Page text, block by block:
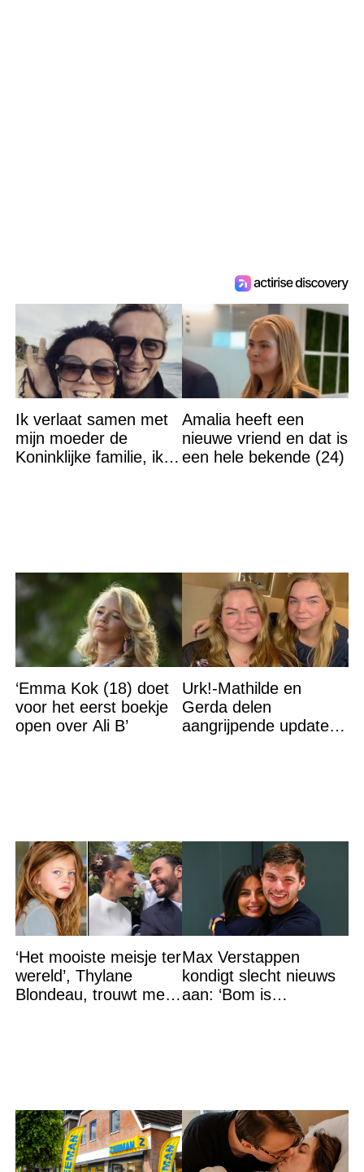
Ik verlaat samen met
mijn moeder de
Koninklijke familie, ik
Amalia heeft een
nieuwe vriend en dat is
een hele bekende (24)
‘Emma Kok (18) doet
voor het eerst boekje
open over Ali B’
Urk!-Mathilde en
Gerda delen
aangrijpende update
‘Het mooiste meisje ter
wereld’, Thylane
Blondeau, trouwt met
Max Verstappen
kondigt slecht nieuws
aan: ‘Bom is